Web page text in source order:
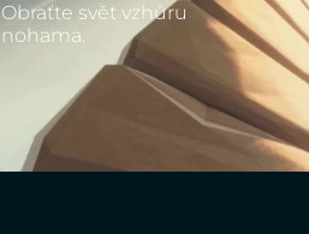
Obraťte svět vzhůru
nohama.